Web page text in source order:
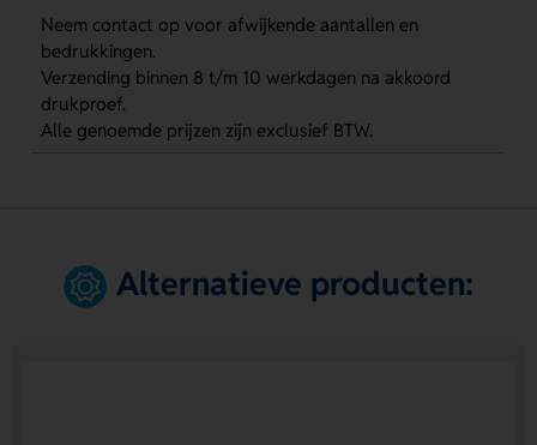
Neem contact op voor afwijkende aantallen en
bedrukkingen.
Verzending binnen 8 t/m 10 werkdagen na akkoord
drukproef.
Alle genoemde prijzen zijn exclusief BTW.
Alternatieve producten: